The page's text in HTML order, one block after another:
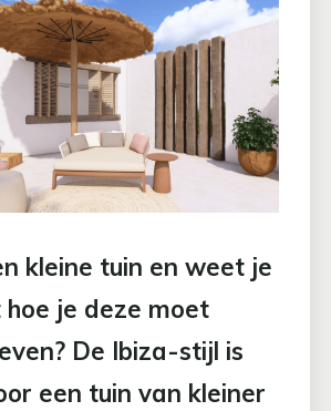
kleine tuin en weet je
hoe je deze moet
De Ibiza-stijl is
een tuin van kleiner